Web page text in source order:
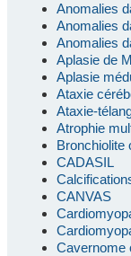
Anomalies
Anomalies
Anomalies
Aplasie de
Aplasie
Ataxie
Ataxie-
Atrophie
Bronchiolite
CADASIL
CANVAS
Cavernome